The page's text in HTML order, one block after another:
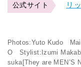
公式サイト リ
Photos:Yuto Kudo
O Stylist:Izumi
suka[They are MEN’S